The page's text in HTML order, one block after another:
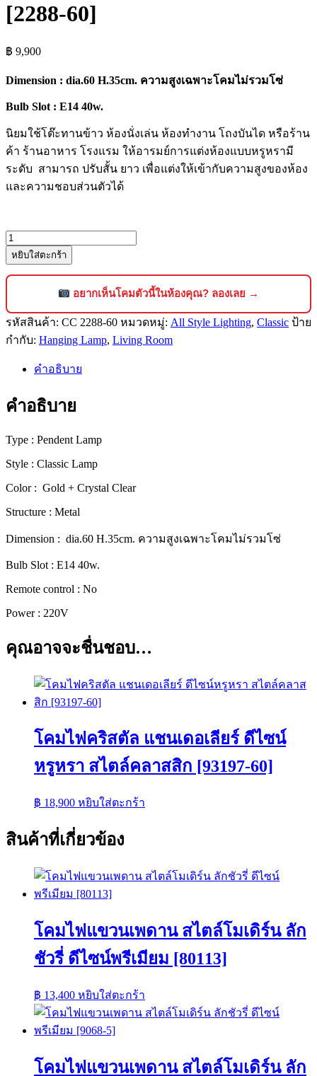
[2288-60]
฿ 9,900
Dimension : dia.60 H.35cm. ความสูงเฉพาะโคมไม่รวมโซ่
Bulb Slot : E14 40w.
นิยมใช้โต๊ะทานข้าว ห้องนั่งเล่น ห้องทำงาน โถงบันได หรือร้าน
ค้า ร้านอาหาร โรงแรม ให้อารมย์การแต่งห้องแบบหรูหรามี
ระดับ สามารถ ปรับสั้น ยาว เพื่อแต่งให้เข้ากับความสูงของห้อง
และความชอบส่วนตัวได้
จำนวน
โคม
ไฟ
แช
นเดอ
เลีย
หรูหรา
สไตล์
คลาส
[2288-
ชิ้น
หยิบใส่ตะกร้า
อยากเห็นโคมตัวนี้ในห้องคุณ? ลองเลย →
รหัสสินค้า: CC 2288-60 หมวดหมู่: All Style Lighting, Classic ป้าย
กำกับ: Hanging Lamp, Living Room
คำอธิบาย
คำอธิบาย
Type : Pendent Lamp
Style : Classic Lamp
Color : Gold + Crystal Clear
Structure : Metal
Dimension : dia.60 H.35cm. ความสูงเฉพาะโคมไม่รวมโซ่
Bulb Slot : E14 40w.
Remote control : No
Power : 220V
คุณอาจจะชื่นชอบ…
โคมไฟคริสตัล แชนเดอเลียร์ ดีไซน์
หรูหรา สไตล์คลาสสิก [93197-60]
฿ 18,900 หยิบใส่ตะกร้า
สินค้าที่เกี่ยวข้อง
โคมไฟแขวนเพดาน สไตล์โมเดิร์น ลัก
ชัวรี่ ดีไซน์พรีเมียม [80113]
฿ 13,400 หยิบใส่ตะกร้า
โคมไฟแขวนเพดาน สไตล์โมเดิร์น ลัก